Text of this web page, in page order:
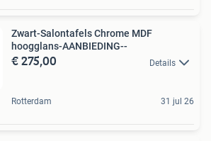
Zwart-Salontafels Chrome MDF
hoogglans-AANBIEDING--
€ 275,00 Details
Rotterdam 31 jul 26